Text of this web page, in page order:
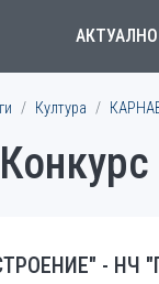
АКТУАЛНО
Култура
- НЧ